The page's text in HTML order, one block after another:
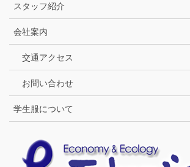
スタッフ紹介
会社案内
交通アクセス
お問い合わせ
学生服について